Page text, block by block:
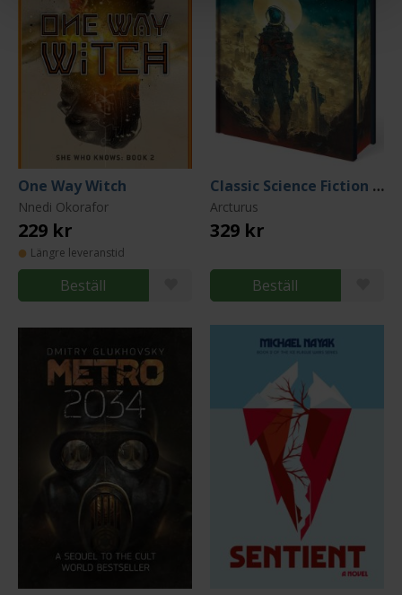
One Way Witch
Nnedi Okorafor
229 kr
Längre leveranstid
Beställ
Classic Science Fiction Collection
Arcturus
329 kr
Beställ